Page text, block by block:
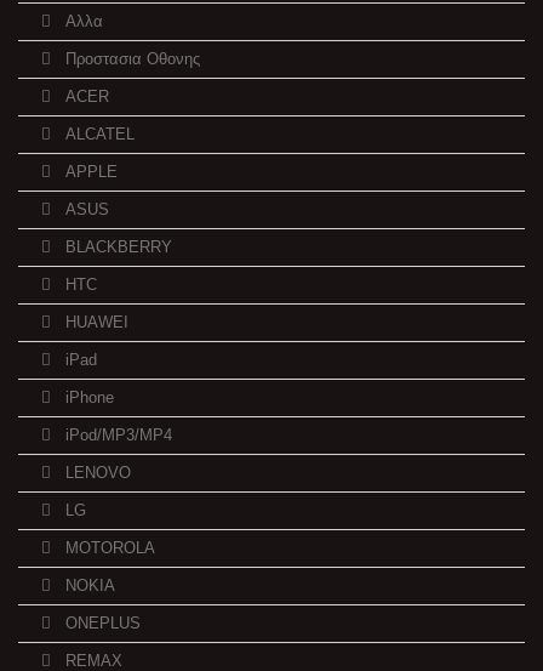
Αλλα
Προστασια Οθονης
ACER
ALCATEL
APPLE
ASUS
BLACKBERRY
HTC
HUAWEI
iPad
iPhone
iPod/MP3/MP4
LENOVO
LG
MOTOROLA
NOKIA
ONEPLUS
REMAX